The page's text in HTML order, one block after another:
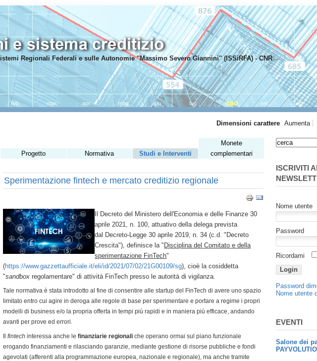
Regionali Federali e sulle Autonomie ''Massimo Severo Giannini'' (ISSiRFA) - CNR
Dimensioni carattere Aumenta
Progetto Normativa Studi e Interventi
Monete
complementari
Sperimentazione fintech e mercato creditizio regionale
Il Decreto del Ministero dell'Economia e delle Finanze 30
aprile 2021, n. 100, attuativo della delega prevista
dal Decreto-Legge 30 aprile 2019, n. 34 (c.d. "Decreto
Crescita"), definisce la " Disciplina del Comitato e della
sperimentazione FinTech"
(https://www.gazzettaufficiale.it/eli/id/2021/07/02/21G00109/sg), cioè la cosiddetta
"sandbox regolamentare" di attività FinTech presso le autorità di vigilanza.
Tale normativa è stata introdotto al fine di consentire alle startup del FinTech di avere uno spazio
limitato entro cui agire in deroga alle regole di base per sperimentare e portare a regime i propri
modelli di business e/o la propria offerta in tempi più rapidi e in maniera più efficace, andando
avanti per prove ed errori.
fintech interessa anche lefinanziarie regionali che operano ormai sul piano funzionale
erogando finanziamenti e rilasciando garanzie, mediante gestione di risorse pubbliche e fondi
agevolati (afferenti alla programmazione europea, nazionale e regionale), ma anche tramite
ISCRIVITI
Nome utente
Password
Ricordami
Password
Nome utente
EVENTI
Salone dei